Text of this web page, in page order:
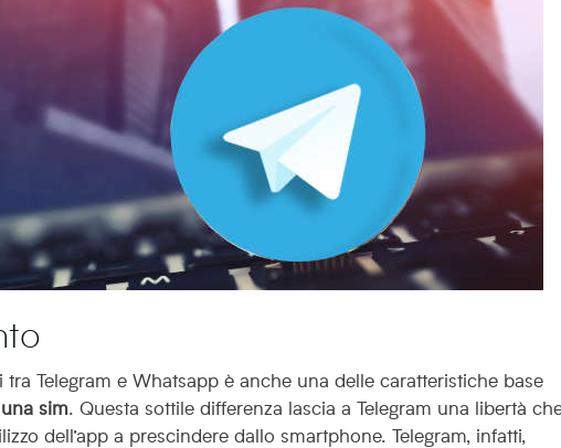
Telegram e Whatsapp è anche una delle caratteristiche base
sim. Questa sottile differenza lascia a Telegram una libertà
dell’app a prescindere dallo smartphone. Telegram, infatti,